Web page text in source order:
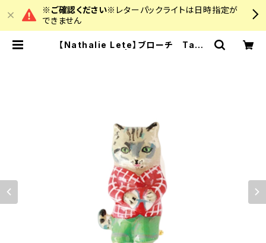
※ご確認ください※ レターパックライトは日時指定が
できません
【Nathalie Lete】ブローチ Tabb